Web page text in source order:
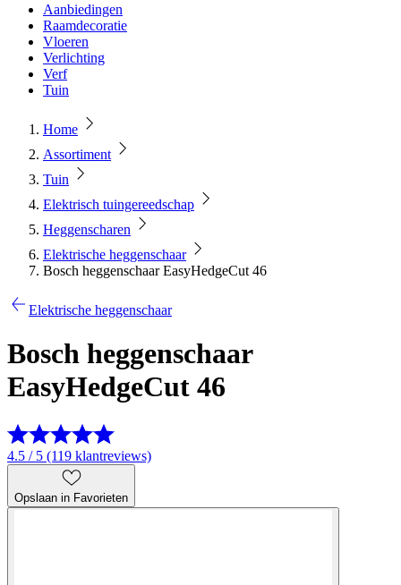
Aanbiedingen
Raamdecoratie
Vloeren
Verlichting
Verf
Tuin
Home
Assortiment
Tuin
Elektrisch tuingereedschap
Heggenscharen
Elektrische heggenschaar
Bosch heggenschaar EasyHedgeCut 46
Elektrische heggenschaar
Bosch heggenschaar
EasyHedgeCut 46
4.5 / 5 (119 klantreviews)
Opslaan in Favorieten